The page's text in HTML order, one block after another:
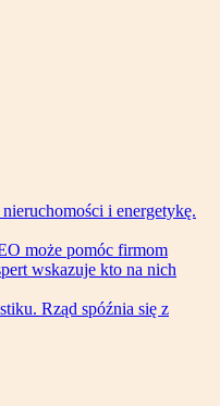
i energetykę.
może pomóc firmom
wskazuje kto na nich
Rząd spóźnia się z